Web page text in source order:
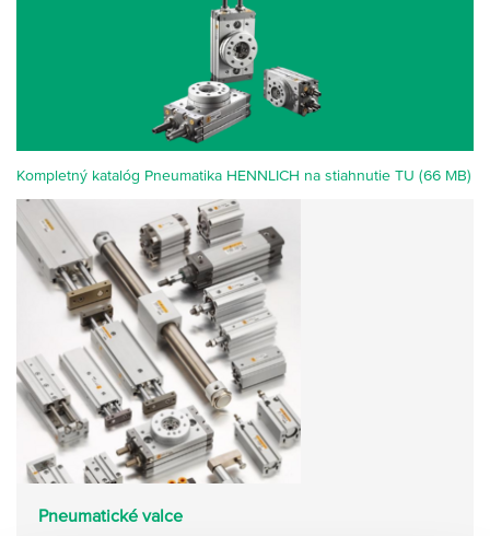
Kompletný katalóg Pneumatika HENNLICH na stiahnutie TU (66 MB)
Pneumatické valce